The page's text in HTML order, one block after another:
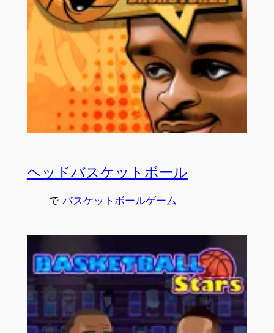
ヘッドバスケットボール
で バスケットボールゲーム